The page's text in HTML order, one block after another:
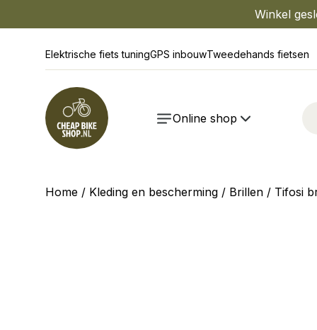
Winkel
Elektrische fiets tuningGPS inbouwTweedehands fietsen
Online shop
Home / Kleding en bescherming / Brillen / Tifosi